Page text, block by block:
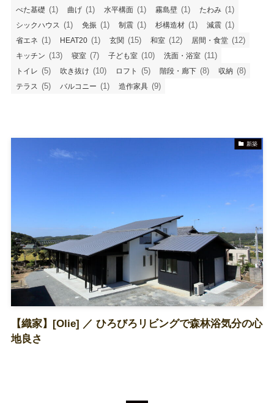
会社概要
お問合せ
べた基礎 (1) 曲げ (1) 水平構面 (1) 霧島壁 (1) たわみ (1)
シックハウス (1) 免振 (1) 制震 (1) 杉構造材 (1) 減震 (1)
省エネ (1) HEAT20 (1) 玄関 (15) 和室 (12) 居間・食堂 (12)
キッチン (13) 寝室 (7) 子ども室 (10) 洗面・浴室 (11)
トイレ (5) 吹き抜け (10) ロフト (5) 階段・廊下 (8) 収納 (8)
テラス (5) バルコニー (1) 造作家具 (9)
新築
【織家】[Olie] ／ ひろびろリビングで森林浴気分の心
地良さ